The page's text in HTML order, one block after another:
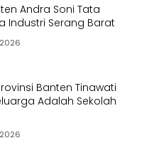
Andra Soni Tata
Industri Serang Barat
Banten Tinawati
Adalah Sekolah